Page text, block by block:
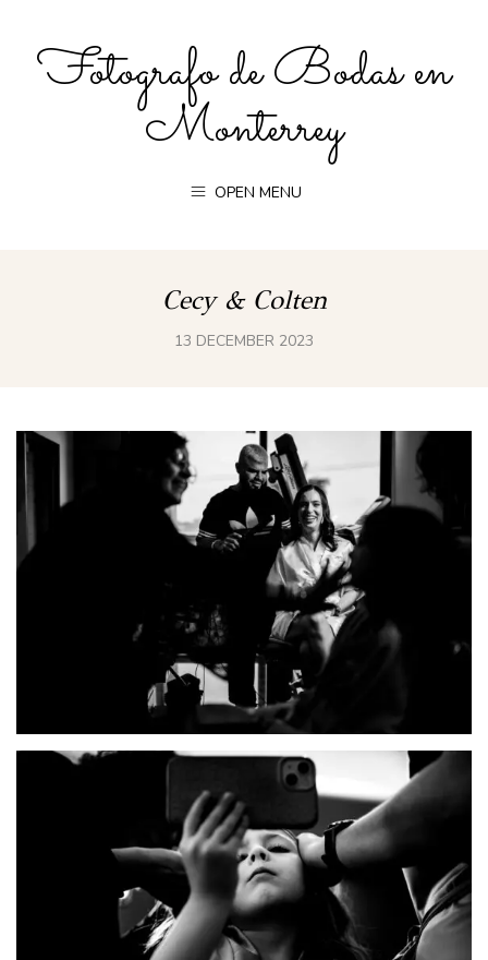
Fotografo de Bodas en
Monterrey
OPEN MENU
Cecy & Colten
13 DECEMBER 2023